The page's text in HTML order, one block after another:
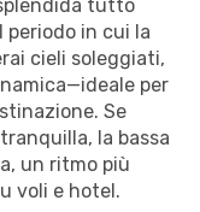
tutto
periodo in cui la
cieli soleggiati,
per
Se
la bassa
un ritmo più
voli e hotel.